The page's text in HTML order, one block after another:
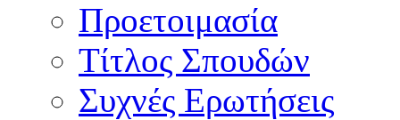
Προετοιμασία
Τίτλος Σπουδών
Συχνές Ερωτήσεις